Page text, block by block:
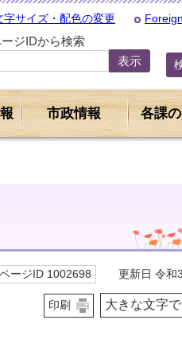
字サイズ・配色の変更
ジIDから検索
市政情報 各課
ページID 1002698 更新日 令和
印刷 大きな文字